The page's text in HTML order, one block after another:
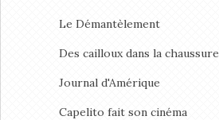
Le Démantèlement
Des cailloux dans la chaussure
Journal d'Amérique
Capelito fait son cinéma